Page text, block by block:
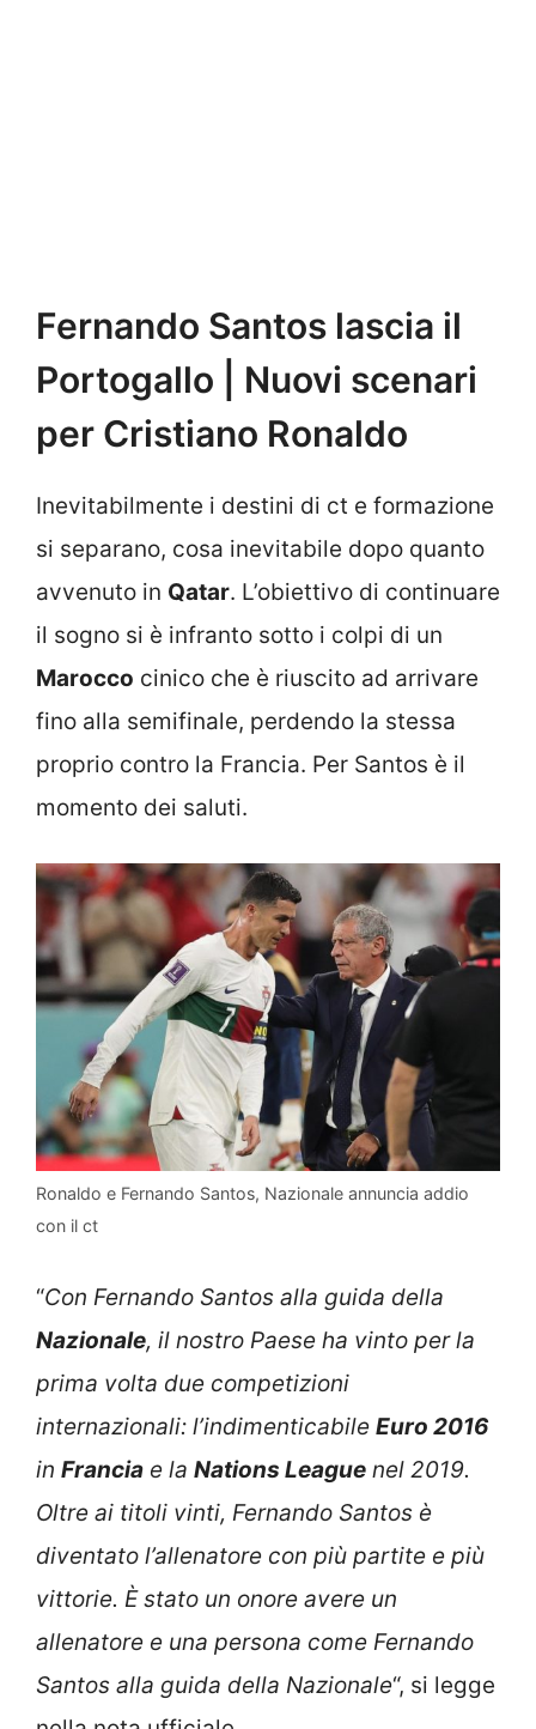
Fernando Santos lascia il
Portogallo | Nuovi scenari
per Cristiano Ronaldo
Inevitabilmente i destini di ct e formazione
si separano, cosa inevitabile dopo quanto
avvenuto in Qatar. L’obiettivo di continuare
il sogno si è infranto sotto i colpi di un
Marocco cinico che è riuscito ad arrivare
fino alla semifinale, perdendo la stessa
proprio contro la Francia. Per Santos è il
momento dei saluti.
Ronaldo e Fernando Santos, Nazionale annuncia addio
con il ct
“Con Fernando Santos alla guida della
Nazionale, il nostro Paese ha vinto per la
prima volta due competizioni
internazionali: l’indimenticabile Euro 2016
in Francia e la Nations League nel 2019.
Oltre ai titoli vinti, Fernando Santos è
diventato l’allenatore con più partite e più
vittorie. È stato un onore avere un
allenatore e una persona come Fernando
Santos alla guida della Nazionale“, si legge